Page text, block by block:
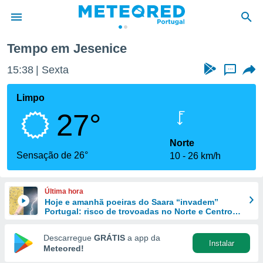
da
foi
fornecidas
a este
das
e
forma
digital
Tempo em Jesenice
15:38 Sexta ...
Limpo
27°
Sensação de 26°
Norte
10
26 km/h
Última hora
Hoje e amanhã poeiras do Saara “invadem”
Portugal: risco de trovoadas no Norte e Centro
Descarregue GRÁTIS a app da
Meteored!
Instalar